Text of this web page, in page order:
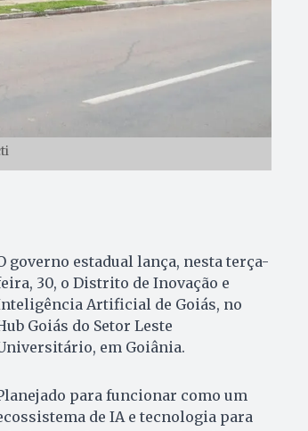
governo estadual lança, nesta terça-
30, o Distrito de Inovação e
Artificial de Goiás, no
Goiás do Setor Leste
em Goiânia.
para funcionar como um
de IA e tecnologia para